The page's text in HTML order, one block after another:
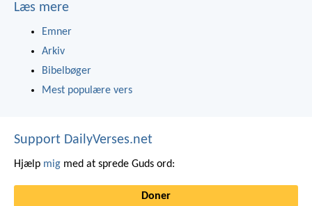
Læs mere
Emner
Arkiv
Bibelbøger
Mest populære vers
Support DailyVerses.net
Hjælp mig med at sprede Guds ord:
Doner